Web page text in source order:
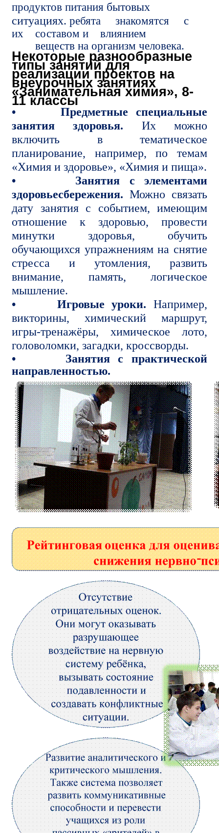
продуктов питания бытовых
ситуациях. ребята знакомятся с
их составом и влиянием
веществ на организм человека.
Некоторые разнообразные
типы занятий для
реализации проектов на
внеурочных занятиях
«Занимательная химия», 8-
11 классы
•
Предметные специальные
занятия здоровья. Их можно
включить в тематическое
планирование, например, по темам
«Химия и здоровье», «Химия и пища».
•
Занятия с элементами
здоровьесбережения. Можно связать
дату занятия с событием, имеющим
отношение к здоровью, провести
минутки здоровья, обучить
обучающихся упражнениям на снятие
стресса и утомления, развить
внимание, память, логическое
мышление.
• Игровые уроки.Например,
викторины, химический маршрут,
игры-тренажёры, химическое лото,
головоломки, загадки, кроссворды.
•
Занятия с практической
направленностью.